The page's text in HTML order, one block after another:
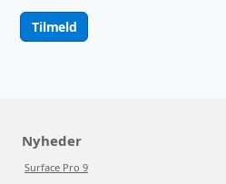
Tilmeld
Nyheder
Surface Pro 9